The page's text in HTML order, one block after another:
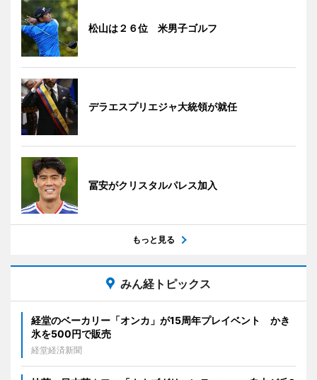
松山は２６位 米男子ゴルフ
デラエスプリエジャ大統領が就任
冨安がクリスタルパレス加入
もっと見る
みん経トピックス
経堂のベーカリー「オンカ」が15周年プレイベント かき
氷を500円で販売
経堂経済新聞